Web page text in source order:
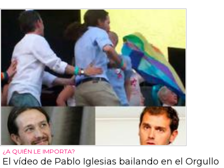
¿A QUIÉN LE IMPORTA?
El vídeo de Pablo Iglesias bailando en el Orgullo